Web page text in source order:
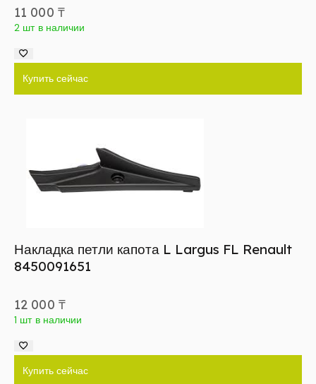
11 000 ₸
2 шт в наличии
Купить сейчас
Накладка петли капота L Largus FL Renault
8450091651
12 000 ₸
1 шт в наличии
Купить сейчас